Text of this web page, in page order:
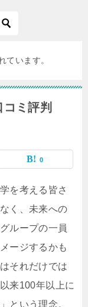
ています。
ミ評判
0
を考える皆さ
く、未来への
ループの一員
ージするかも
それだけでは
来100年以上に
という理念。